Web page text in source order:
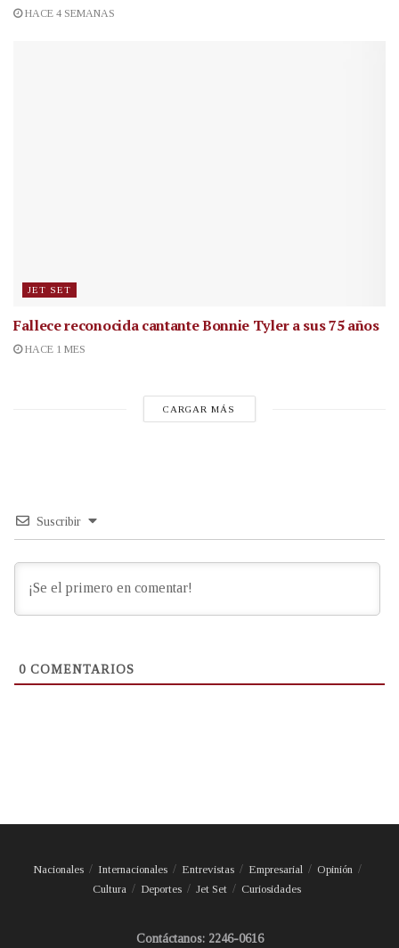
HACE 4 SEMANAS
JET SET
Fallece reconocida cantanteBonnie Tyler a sus 75 años
HACE 1 MES
CARGAR MÁS
Suscribir
0 COMENTARIOS
Nacionales Internacionales Entrevistas Empresarial
Opinión
Cultura
Deportes Jet Set Curiosidades
Contáctanos: 2246-0616